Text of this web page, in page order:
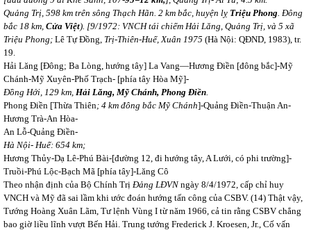
Quảng Trị, 598 km trên sông Thạch Hãn. 2 km bắc, huyện lỵ Triệu Phong . Đông
bắc 18 km, Cửa Việt). [9/1972: VNCH tái chiếm Hải Lăng, Quảng Trị, và 5 xã
Triệu Phong; Lê Tự Đồng, Trị-Thiên-Huế, Xuân 1975 (Hà Nội: QĐND, 1983), tr.
19.
Hải Lăng [Đông; Ba Lòng, hướng tây] La Vang—Hương Điền [đông bắc]-Mỹ
Chánh-Mỹ Xuyên-Phố Trạch- [phía tây Hòa Mỹ]-
Đồng Hới, 129 km, Hải Lăng, Mỹ Chánh, Phong Điền
Phong Điền [Thừa Thiên ; 4 km đông bắc Mỹ Chánh]-Quảng Điền-Thuận An-
Hương Trà-An Hòa-
An Lỗ-Quảng Điền-
Hà Nội- Huế: 654 km;
Hương Thủy-Dạ Lê-Phú Bài-[đường 12, đi hướng tây, A Lưới, có phi trường]-
Truồi-Phú Lộc-Bạch Mã [phía tây]-Lăng Cô
Theo nhận định của Bộ Chính Trị Đảng LĐVN ngày 8/4/1972, cấp chỉ huy
VNCH và Mỹ đã sai lầm khi ước đoán hướng tấn công của CSBV. (14) Thật vậy,
Tướng Hoàng Xuân Lãm, Tư lệnh Vùng I từ năm 1966, cả tin rằng CSBV chẳng
bao giờ liều lĩnh vượt Bến Hải. Trung tướng Frederick J. Kroesen, Jr., Cố vấn